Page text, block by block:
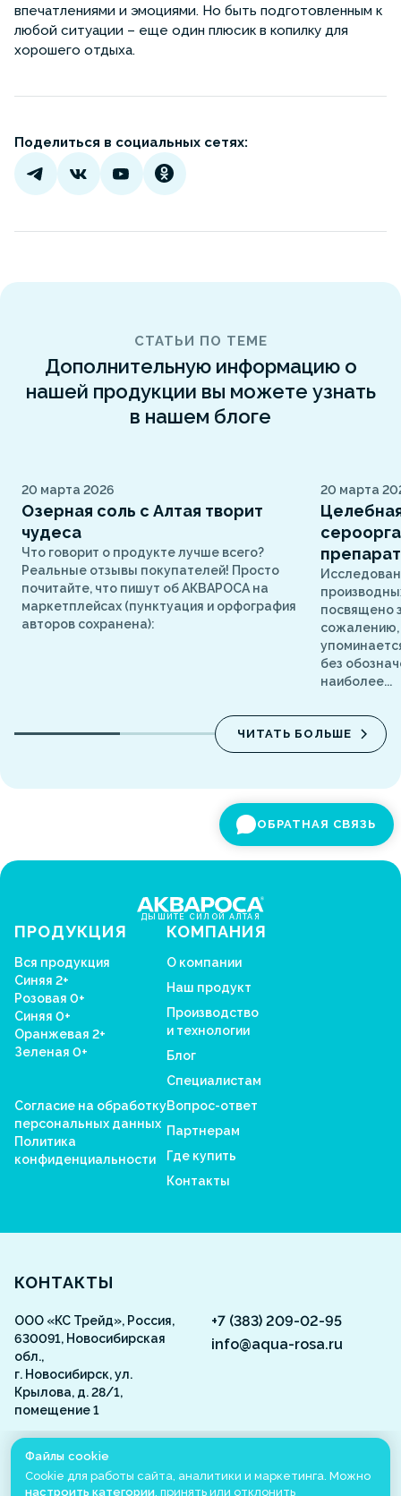
впечатлениями и эмоциями. Но быть подготовленным к
любой ситуации – еще один плюсик в копилку для
хорошего отдыха.
Поделиться в социальных сетях:
СТАТЬИ ПО ТЕМЕ
Дополнительную информацию о
нашей продукции вы можете узнать
в нашем блоге
20 марта 2026
Озерная соль с Алтая творит
чудеса
Что говорит о продукте лучше всего?
Реальные отзывы покупателей! Просто
почитайте, что пишут об АКВАРОСА на
маркетплейсах (пунктуация и орфография
авторов сохранена):
20 марта
посвящено
сожалению,
без
наиболее...
ЧИТАТЬ БОЛЬШЕ
ОБРАТНАЯ СВЯЗЬ
ДЫШИТЕ СИЛОЙ АЛТАЯ
ПРОДУКЦИЯ
Вся продукция
Синяя 2+
Розовая 0+
Синяя 0+
Оранжевая 2+
Зеленая 0+
Согласие на обработку
персональных данных
Политика
конфиденциальности
КОМПАНИЯ
О компании
Наш продукт
Производство
и технологии
Блог
Специалистам
Вопрос-ответ
Партнерам
Где купить
Контакты
Aquarosa
КОНТАКТЫ
ООО «КС Трейд», Россия,
630091, Новосибирская
обл.,
г. Новосибирск, ул.
Крылова, д. 28/1,
помещение 1
+7 (383) 209-02-95
info@aqua-rosa.ru
ВКонтакте
Файлы cookie
Cookie для работы сайта, аналитики и маркетинга. Можно
настроить категории, принять или отклонить